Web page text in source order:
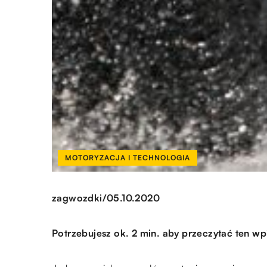
MOTORYZACJA I TECHNOLOGIA
zagwozdki/05.10.2020
Potrzebujesz ok. 2 min. aby przeczytać ten